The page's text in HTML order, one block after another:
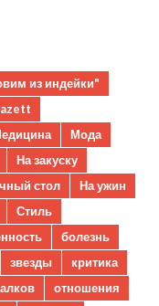
из индейки"
Мода
На закуску
стол
На ужин
Стиль
болезнь
звезды
критика
отношения